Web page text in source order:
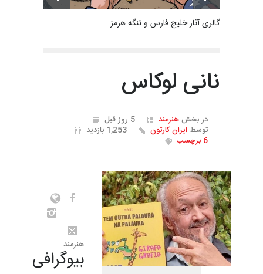
گالری آثار خلیج فارس و تنگه هرمز
نانی لوکاس
در بخشهنرمند
5 روز قبل
توسط ایران کارتون
1,253 بازدید
6 برچسب
هنرمند
بیوگرافی